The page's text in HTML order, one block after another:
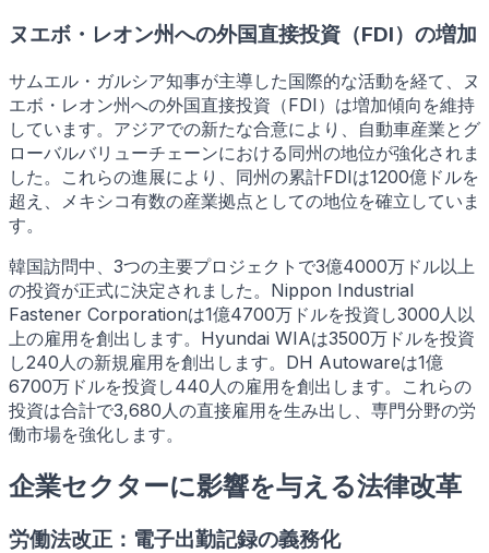
ヌエボ・レオン州への外国直接投資（FDI）の増加
サムエル・ガルシア知事が主導した国際的な活動を経て、ヌ
エボ・レオン州への外国直接投資（FDI）は増加傾向を維持
しています。アジアでの新たな合意により、自動車産業とグ
ローバルバリューチェーンにおける同州の地位が強化されま
した。これらの進展により、同州の累計FDIは1200億ドルを
超え、メキシコ有数の産業拠点としての地位を確立していま
す。
韓国訪問中、3つの主要プロジェクトで3億4000万ドル以上
の投資が正式に決定されました。Nippon Industrial
Fastener Corporationは1億4700万ドルを投資し3000人以
上の雇用を創出します。Hyundai WIAは3500万ドルを投資
し240人の新規雇用を創出します。DH Autowareは1億
6700万ドルを投資し440人の雇用を創出します。これらの
投資は合計で3,680人の直接雇用を生み出し、専門分野の労
働市場を強化します。
企業セクターに影響を与える法律改革
労働法改正：電子出勤記録の義務化